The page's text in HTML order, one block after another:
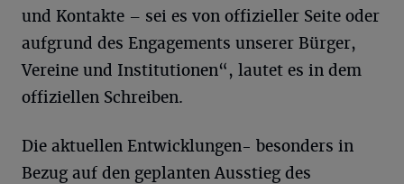
und Kontakte – sei es von offizieller Seite oder
aufgrund des Engagements unserer Bürger,
Vereine und Institutionen“, lautet es in dem
offiziellen Schreiben.
Die aktuellen Entwicklungen- besonders in
Bezug auf den geplanten Ausstieg des